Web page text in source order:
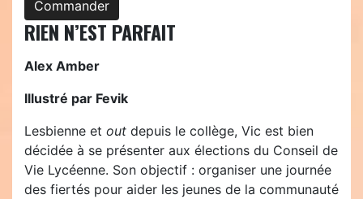
Commander
RIEN N’EST PARFAIT
Alex Amber
Illustré par Fevik
Lesbienne et out depuis le collège, Vic est bien
décidée à se présenter aux élections du Conseil de
Vie Lycéenne. Son objectif : organiser une journée
des fiertés pour aider les jeunes de la communauté